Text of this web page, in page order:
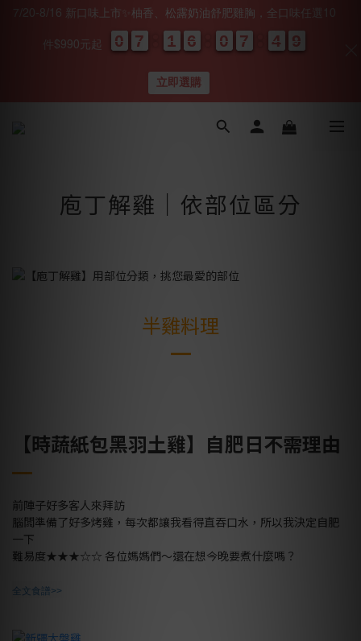
庖丁解雞｜依部位區分
半雞料理
【時蔬紙包黑羽土雞】自肥日不需理由
前陣子好多客人來拜訪
腦闆準備了好多烤雞，每次都讓我看得直吞口水，所以我決定自肥
一下
難易度★★★☆☆ 各位媽媽們～還在想今晚要煮什麼嗎？
全文食譜>>
7/20-8/16 新口味上市✨柚香、松露奶油舒肥雞胸，全口味任選10
件$990元起 0
0
0
0 7
7
7
7 1
1
1
1 6
6
6
6 0
0
0
0 7
7
7
7 4
4
4
4 0
0
8
8
8
8
立即選購